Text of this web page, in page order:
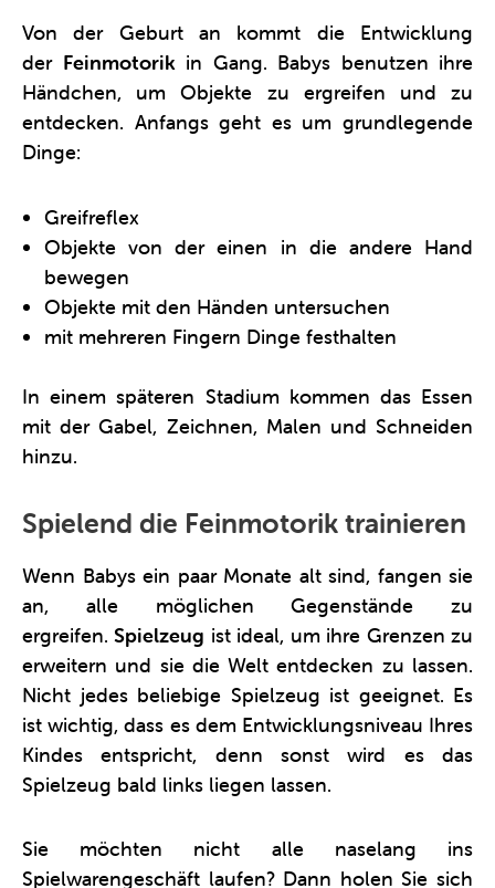
Von der Geburt an kommt die Entwicklung
der Feinmotorikin Gang. Babys benutzen ihre
Händchen, um Objekte zu ergreifen und zu
entdecken. Anfangs geht es um grundlegende
Dinge:
Greifreflex
Objekte von der einen in die andere Hand
bewegen
Objekte mit den Händen untersuchen
mit mehreren Fingern Dinge festhalten
In einem späteren Stadium kommen das Essen
mit der Gabel, Zeichnen, Malen und Schneiden
hinzu.
Spielend die Feinmotorik trainieren
Wenn Babys ein paar Monate alt sind, fangen sie
an, alle möglichen Gegenstände zu
ergreifen.Spielzeug ist ideal, um ihre Grenzen zu
erweitern und sie die Welt entdecken zu lassen.
Nicht jedes beliebige Spielzeug ist geeignet. Es
ist wichtig, dass es dem Entwicklungsniveau Ihres
Kindes entspricht, denn sonst wird es das
Spielzeug bald links liegen lassen.
Sie möchten nicht alle naselang ins
Spielwarengeschäft laufen? Dann holen Sie sich